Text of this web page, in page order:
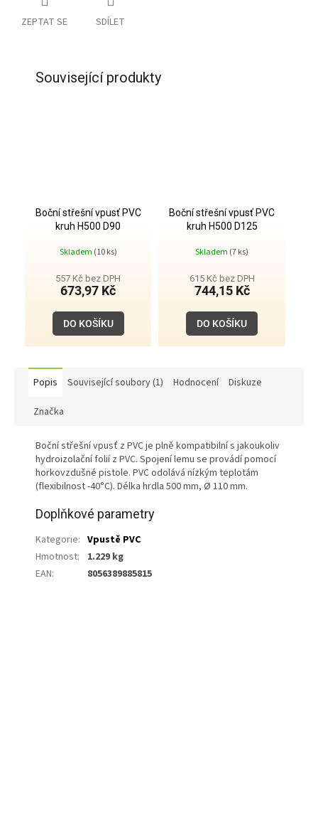
ZEPTAT SE SDÍLET
Související produkty
Boční střešní vpusť PVC
kruh H500 D90
Skladem (10 ks)
557 Kč bez DPH
673,97 Kč
DO KOŠÍKU
Boční střešní vpusť PVC
kruh H500 D125
Skladem (7 ks)
615 Kč bez DPH
744,15 Kč
DO KOŠÍKU
Popis Související soubory (1) Hodnocení Diskuze
Značka
Boční střešní vpusť z PVC je plně kompatibilní s jakoukoliv
hydroizolační folií z PVC. Spojení lemu se provádí pomocí
horkovzdušné pistole. PVC odolává nízkým teplotám
(flexibilnost -40°C). Délka hrdla 500 mm, Ø 110 mm.
Doplňkové parametry
Kategorie: Vpustě PVC
Hmotnost:
1.229 kg
EAN: 8056389885815